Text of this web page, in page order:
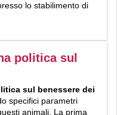
lo stabilimento di
politica sul
sul benessere dei
specifici parametri
animali. La prima